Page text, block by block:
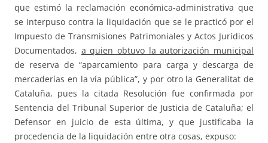
que estimó la reclamación económica-administrativa que
se interpuso contra la liquidación que se le practicó por el
Impuesto de Transmisiones Patrimoniales y Actos Jurídicos
Documentados, a quien obtuvo la autorización municipal
de reserva de “aparcamiento para carga y descarga de
mercaderías en la vía pública”, y por otro la Generalitat de
Cataluña, pues la citada Resolución fue confirmada por
Sentencia del Tribunal Superior de Justicia de Cataluña; el
Defensor en juicio de esta última, y que justificaba la
procedencia de la liquidación entre otra cosas, expuso: